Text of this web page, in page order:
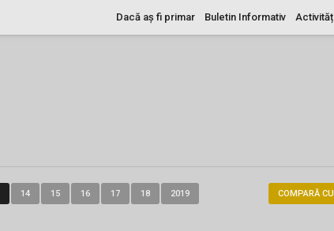
Buletin Informativ
Dacă aș fi primar
14 15 16 17 18 2019 COMPARĂ